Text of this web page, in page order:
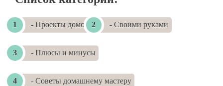
- Проекты домов - Своими руками
- Плюсы и минусы
- Советы домашнему мастеру